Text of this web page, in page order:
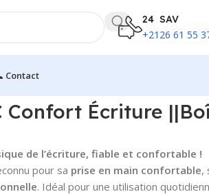
24 SAV
+2126 61 55
Contact
Confort Écriture
de l’écriture, fiable et confortable !
pour sa prise en main confortable,
. Idéal pour une utilisation